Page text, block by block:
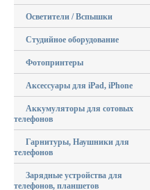
Осветители / Вспышки
Студийное оборудование
Фотопринтеры
Аксессуары для iPad, iPhone
Аккумуляторы для сотовых
телефонов
Гарнитуры, Наушники для
телефонов
Зарядные устройства для
телефонов, планшетов